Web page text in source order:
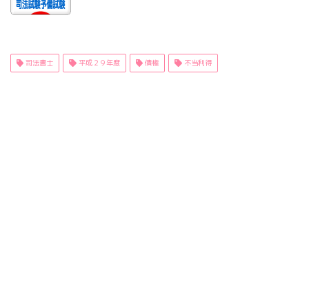
司法書士 平成２９年度 債権 不当利得